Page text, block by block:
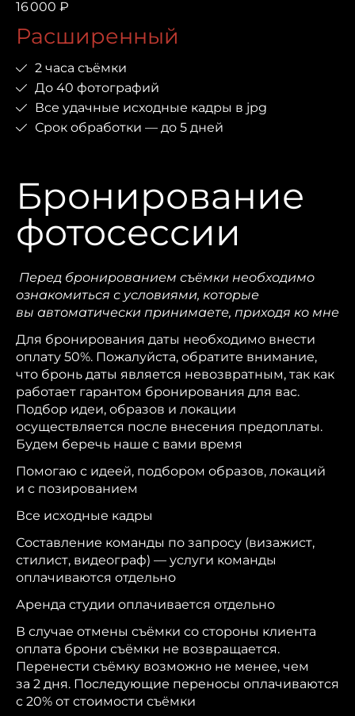
16 000 ₽
Расширенный
2 часа съёмки
До 40 фотографий
Все удачные исходные кадры в jpg
Срок обработки — до 5 дней
Бронирование
фотосессии
Перед бронированием съёмки необходимо
ознакомиться с условиями, которые
вы автоматически принимаете, приходя ко мне
Для бронирования даты необходимо внести
оплату 50%. Пожалуйста, обратите внимание,
что бронь даты является невозвратным, так как
работает гарантом бронирования для вас.
Подбор идеи, образов и локации
осуществляется после внесения предоплаты.
Будем беречь наше с вами время
Помогаю с идеей, подбором образов, локаций
и с позированием
Все исходные кадры
Составление команды по запросу (визажист,
стилист, видеограф) — услуги команды
оплачиваются отдельно
Аренда студии оплачивается отдельно
В случае отмены съёмки со стороны клиента
оплата брони съёмки не возвращается.
Перенести съёмку возможно не менее, чем
за 2 дня. Последующие переносы оплачиваются
с 20% от стоимости съёмки